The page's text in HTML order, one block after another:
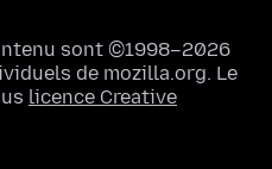
sont ©1998–2026
de mozilla.org. Le
licence Creative